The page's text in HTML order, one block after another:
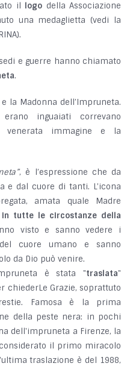
il logo della Associazione
una medaglietta (vedi la
e guerre hanno chiamato
.
la Madonna dell’Impruneta.
inguaiati correvano
venerata immagine e la
, è l’espressione che da
e dal cuore di tanti. L’icona
amata quale Madre
in tutte le circostanze della
visto e sanno vedere i
cuore umano e sanno
da Dio può venire.
è stata "traslata"
chiederLe Grazie, soprattuto
Famosa è la prima
della peste nera: in pochi
dell'impruneta a Firenze, la
il primo miracolo
traslazione è del 1988,